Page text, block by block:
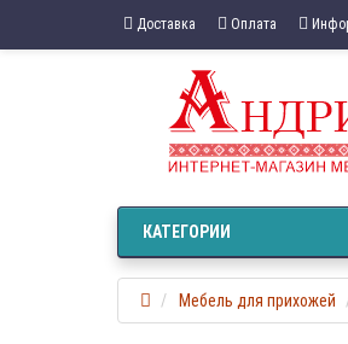
Доставка Оплата
КАТЕГОРИИ
Мебель для прихожей